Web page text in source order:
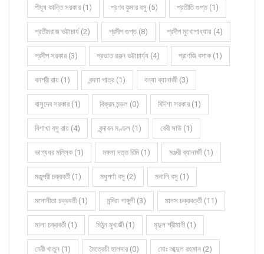
পীযূষ কান্তি সরকার (1) প্রণব কুমার বসু (5) প্রতীতি গুপ্ত (1)
প্রতীমরাজ ভট্টাচার্য (2) প্রদীপ গুপ্ত (8) প্রদীপ মুখোপাধ্যায় (4)
প্রদীপ সরকার (3) প্রভাত রঞ্জন ভট্টাচার্য্য (4) প্রাণজি বসাক (1)
বনশ্রী রায় (1) বন্দনা পাত্র (1) বন্যা ব্যানার্জী (3)
বাসুদেব সরকার (1) বিক্রম মন্ডল (0) বিদিশা সরকার (1)
বিশাখা বসু রায় (4) বৃন্দাবন মণ্ডল (1) বেবী সাউ (1)
ভাগ্যধর মল্লিক (1) মঙ্গলা দত্ত রিমি (1) মঞ্জরী ব্যানার্জী (1)
মঞ্জুশ্রী চক্রবর্তী (1) মধুপর্ণা বসু (2) মনালি বসু (1)
মনোনীতা চক্রবর্তী (1) মন্দিরা গাঙ্গুলী (3) মানস চক্রবর্ত্তী (11)
মালা চক্রবর্তী (1) মিঠুন মুখার্জী (1) মৃদুল শ্রীমানী (1)
মেরী খাতুন (1) মৈত্রেয়ী হালদার (0) মোঃ আব্দুল রহমান (2)